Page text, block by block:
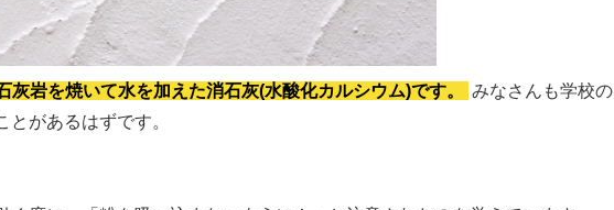
灰岩を焼いて水を加えた消石灰(水酸化カルシウム)です。
みなさんも学校の
があるはずです。